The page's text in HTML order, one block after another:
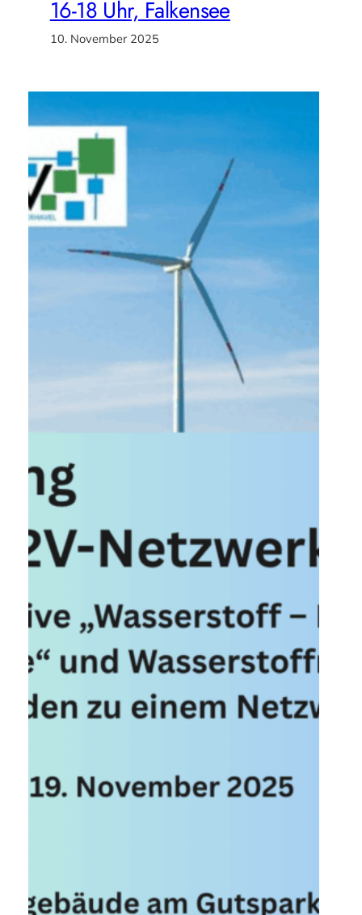
16-18 Uhr, Falkensee
10. November 2025